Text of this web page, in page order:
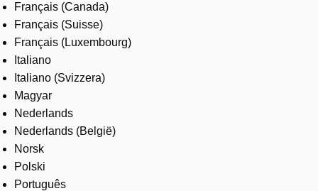
Français (Canada)
Français (Suisse)
Français (Luxembourg)
Italiano
Italiano (Svizzera)
Magyar
Nederlands
Nederlands (België)
Norsk
Polski
Português